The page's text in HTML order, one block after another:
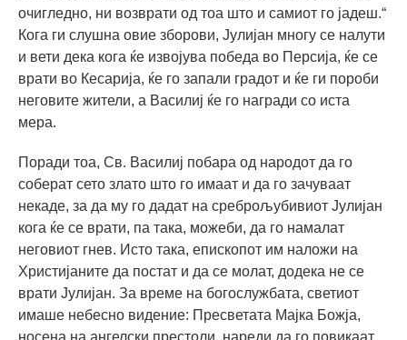
очигледно, ни возврати од тоа што и самиот го јадеш.“
Кога ги слушна овие зборови, Јулијан многу се налути
и вети дека кога ќе извојува победа во Персија, ќе се
врати во Кесарија, ќе го запали градот и ќе ги пороби
неговите жители, а Василиј ќе го награди со иста
мера.
Поради тоа, Св. Василиј побара од народот да го
соберат сето злато што го имаат и да го зачуваат
некаде, за да му го дадат на среброљубивиот Јулијан
кога ќе се врати, па така, можеби, да го намалат
неговиот гнев. Исто така, епископот им наложи на
Христијаните да постат и да се молат, додека не се
врати Јулијан. За време на богослужбата, светиот
имаше небесно видение: Пресветата Мајка Божја,
носена на ангелски престоли, нареди да го повикаат